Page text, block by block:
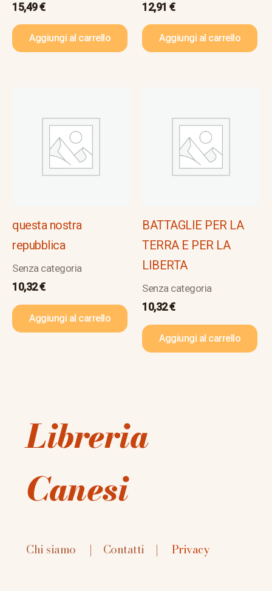
15,49€
Aggiungi al carrello
12,91 €
Aggiungi al carrello
questa nostra
repubblica
Senza categoria
10,32€
Aggiungi al carrello
BATTAGLIE PER LA
TERRA E PER LA
LIBERTA
Senza categoria
10,32€
Aggiungi al carrello
Libreria
Canesi
Chi siamo | Contatti | Privacy